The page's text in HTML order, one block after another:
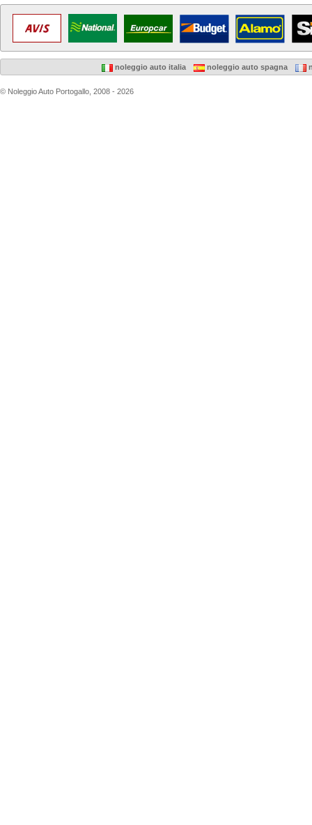
noleggio auto italia noleggio auto spagna
© Noleggio Auto Portogallo, 2008 - 2026